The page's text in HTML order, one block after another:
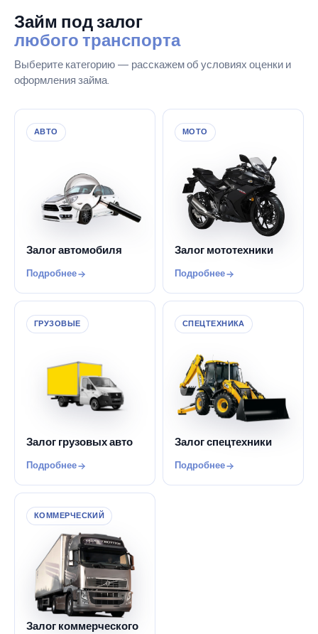
Займ под залог
любого транспорта
Выберите категорию — расскажем об условиях оценки и
оформления займа.
АВТО
Залог автомобиля
Подробнее
МОТО
Залог мототехники
Подробнее
ГРУЗОВЫЕ
Залог грузовых авто
Подробнее
СПЕЦТЕХНИКА
Залог спецтехники
Подробнее
КОММЕРЧЕСКИЙ
Залог коммерческого